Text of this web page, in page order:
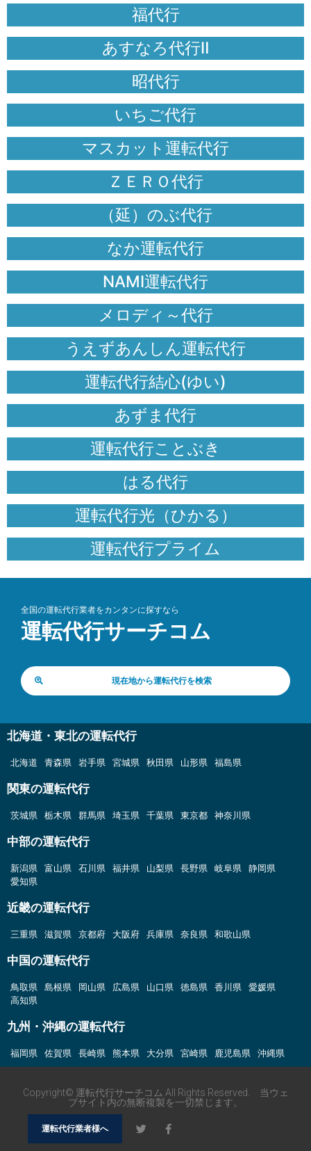
福代行
あすなろ代行Ⅱ
昭代行
いちご代行
マスカット運転代行
ＺＥＲＯ代行
（延）のぶ代行
なか運転代行
NAMI運転代行
メロディ～代行
うえずあんしん運転代行
運転代行結心(ゆい)
あずま代行
運転代行ことぶき
はる代行
運転代行光（ひかる）
運転代行プライム
全国の運転代行業者をカンタンに探すなら
運転代行サーチコム
現在地から運転代行を検索
北海道・東北の運転代行
北海道 青森県 岩手県 宮城県 秋田県 山形県 福島県
関東の運転代行
茨城県 栃木県 群馬県 埼玉県 千葉県 東京都 神奈川県
中部の運転代行
新潟県 富山県 石川県 福井県 山梨県 長野県 岐阜県
静岡県
愛知県
近畿の運転代行
三重県 滋賀県 京都府 大阪府 兵庫県 奈良県 和歌山県
中国の運転代行
鳥取県 島根県 岡山県 広島県 山口県 徳島県 香川県
愛媛県
高知県
九州・沖縄の運転代行
福岡県 佐賀県 長崎県 熊本県 大分県 宮崎県 鹿児島県 沖縄県
Copyright© 運転代行サーチコム All Rights Reserved. 当ウェ
ブサイト内の無断複製を一切禁じます。
運転代行業者様へ